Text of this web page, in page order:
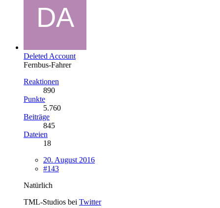
Deleted Account
Fernbus-Fahrer
Reaktionen
890
Punkte
5.760
Beiträge
845
Dateien
18
20. August 2016
#143
Natürlich
TML-Studios bei Twitter